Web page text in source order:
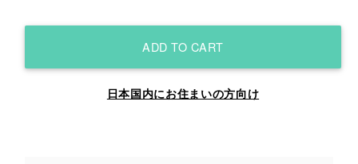
ADD TO CART
日本国内にお住まいの方向け